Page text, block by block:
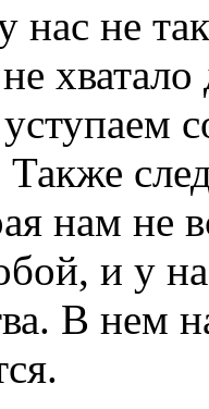
не
Также
нам не
и у
В нем